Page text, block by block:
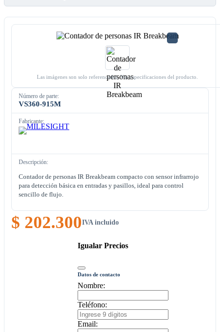
Las imágenes son solo referenciales. Ver especificaciones del producto.
Número de parte:
VS360-915M
Fabricante:
Descripción:
Contador de personas IR Breakbeam compacto con sensor infrarrojo
para detección básica en entradas y pasillos, ideal para control
sencillo de flujo.
$ 202.300IVA incluido
Igualar Precios
Datos de contacto
Nombre:
Teléfono:
Email: